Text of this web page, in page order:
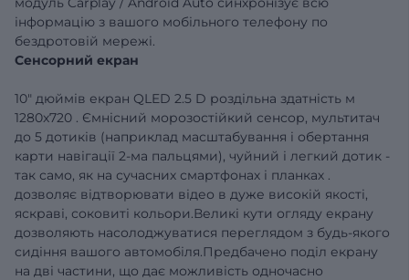
інформацію з вашого мобільного телефону по
бездротовій мережі.
Сенсорний екран
10" дюймів екран QLED 2.5 D роздільна здатність м
1280x720 . Ємнісний морозостійкий сенсор, мультитач
до 5 дотиків (наприклад масштабування і обертання
карти навігації 2-ма пальцями), чуйний і легкий дотик -
так само, як на сучасних смартфонах і планках .
дозволяє відтворювати відео в дуже високій якості,
яскраві, соковиті кольори.Великі кути огляду екрану
дозволяють насолоджуватися переглядом з будь-якого
сидіння вашого автомобіля.Предбачено поділ екрану
на дві частини, що дає можливість одночасно